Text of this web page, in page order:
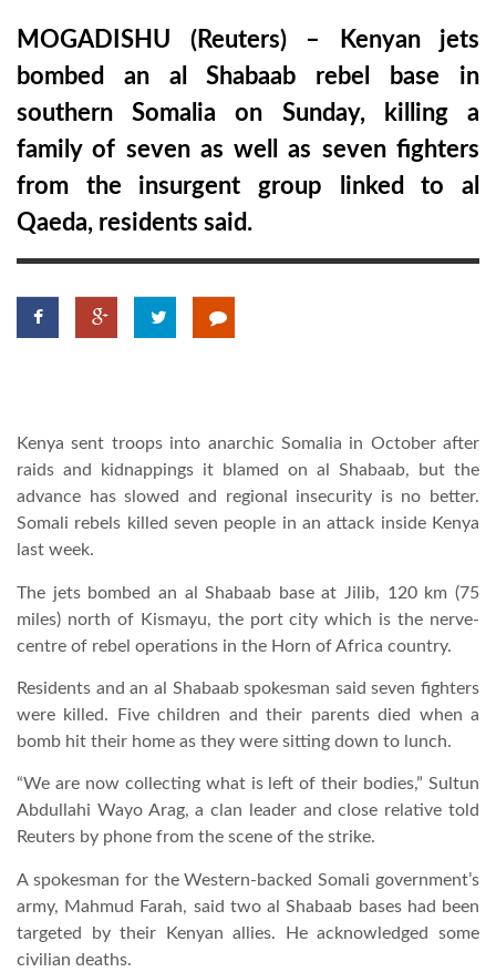
AFRIKA TUDÁSTÁR
A NAP SZÉPE
LINKTR.EE
GLOBOZSARU
DOBRAVERO.HU
GLOBOBOOK
MOGADISHU (Reuters) – Kenyan jets
bombed an al Shabaab rebel base in
southern Somalia on Sunday, killing a
family of seven as well as seven fighters
from the insurgent group linked to al
Qaeda, residents said.
Kenya sent troops into anarchic Somalia in October after
raids and kidnappings it blamed on al Shabaab, but the
advance has slowed and regional insecurity is no better.
Somali rebels killed seven people in an attack inside Kenya
last week.
The jets bombed an al Shabaab base at Jilib, 120 km (75
miles) north of Kismayu, the port city which is the nerve-
centre of rebel operations in the Horn of Africa country.
Residents and an al Shabaab spokesman said seven fighters
were killed. Five children and their parents died when a
bomb hit their home as they were sitting down to lunch.
“We are now collecting what is left of their bodies,” Sultun
Abdullahi Wayo Arag, a clan leader and close relative told
Reuters by phone from the scene of the strike.
A spokesman for the Western-backed Somali government’s
army, Mahmud Farah, said two al Shabaab bases had been
targeted by their Kenyan allies. He acknowledged some
civilian deaths.